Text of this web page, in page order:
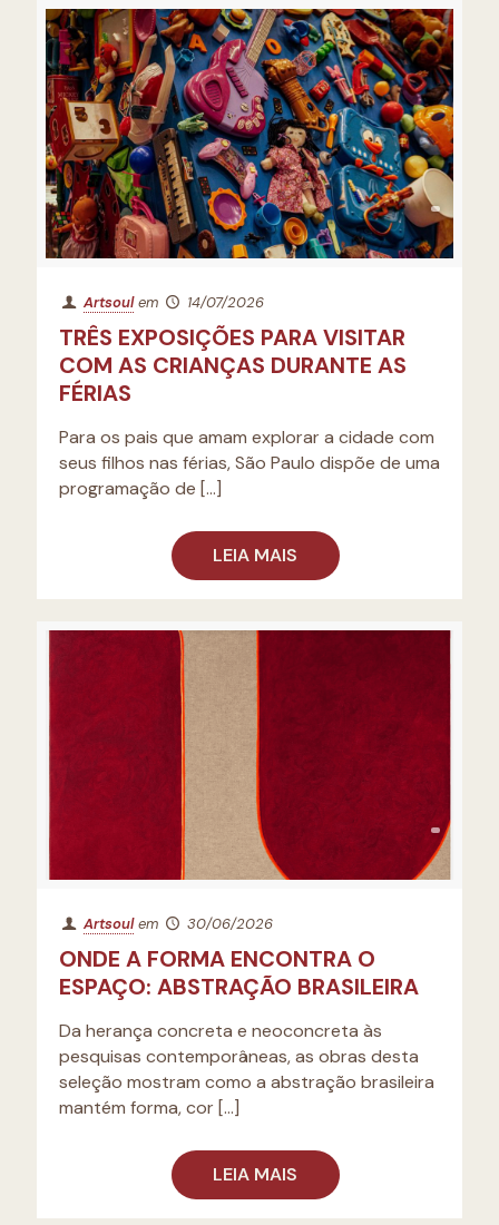
Artsoul em 14/07/2026
TRÊS EXPOSIÇÕES PARA VISITAR
COM AS CRIANÇAS DURANTE AS
FÉRIAS
Para os pais que amam explorar a cidade com
seus filhos nas férias, São Paulo dispõe de uma
programação de […]
LEIA MAIS
Artsoul em 30/06/2026
ONDE A FORMA ENCONTRA O
ESPAÇO: ABSTRAÇÃO BRASILEIRA
Da herança concreta e neoconcreta às
pesquisas contemporâneas, as obras desta
seleção mostram como a abstração brasileira
mantém forma, cor […]
LEIA MAIS